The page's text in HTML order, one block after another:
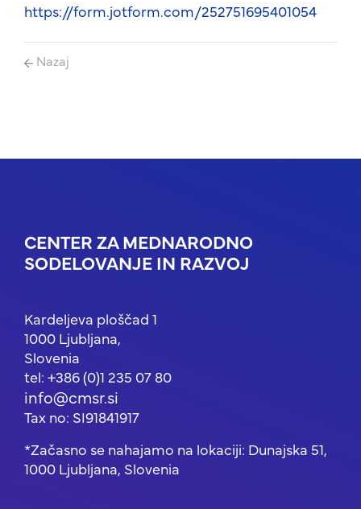
https://form.jotform.com/252751695401054
Nazaj
CENTER ZA MEDNARODNO
SODELOVANJE IN RAZVOJ
Kardeljeva ploščad 1
1000 Ljubljana,
Slovenia
tel: +386 (0)1 235 07 80
info@cmsr.si
Tax no: SI91841917
*Začasno se nahajamo na lokaciji: Dunajska 51,
1000 Ljubljana, Slovenia